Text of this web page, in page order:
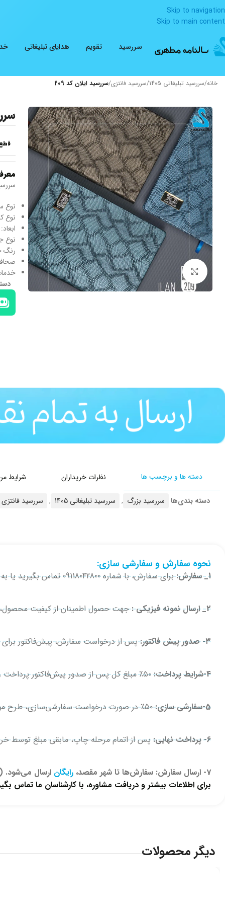
Skip to navigation
Skip to main content
سررسید تقویم هدایای تبلیغاتی
خانه/سررسید تبلیغاتی 1405 /سررسید فانتزی/سررسید ایلان کد 209
بزرگنمایی تصویر
نوع
نوع کاغذ: ۷۰
ابعاد: 24 * 17.5 سانتی‌متر
نوع
رنگ
دسته ها و برچسب ها نظرات خریداران شرایط
دسته بندی‌ها سررسید بزرگ , سررسید تبلیغاتی 1405 , سررسید فانتزی
نحوه سفارش و سفارشی سازی:
1_ سفارش: برای سفارش، با شماره 09118042800 تماس بگیرید یا به همین شماره در واتساپ، تلگرام یا ایتا پیام دهید.
2_ ارسال نمونه فیزیکی : جهت حصول اطمینان از کیفیت محصول،
۳- صدور پیش فاکتور: پس از درخواست سفارش، پیش‌فاکتور
4-شرایط پرداخت: ۵۰٪ مبلغ کل پس از صدور پیش‌فاکتور پرداخت و فیش واریزی ارسال می‌شود. برای سفارش‌های بدون سفارشی‌سازی، کل مبلغ پرداخت می‌شود.
5-سفارشی سازی: ۵۰٪ در صورت درخواست سفارشی‌سازی، طرح مورد نظر روی اقلام جانمایی و تصویر برای تایید ارسال می‌شود. پس از تایید کتبی، مرحله چاپ انجام می‌شود.
6- پرداخت نهایی: پس از اتمام مرحله چاپ، مابقی مبلغ توسط
7- ارسال سفارش: سفارش‌ها تا شهر مقصد، رایگان ارسال می‌شود.
برای اطلاعات بیشتر و دریافت مشاوره، با کارشناسان ما تماس
دیگر محصولات